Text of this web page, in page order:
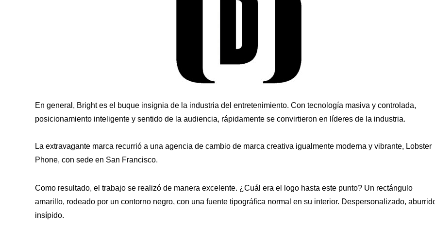
En general, Bright es el buque insignia de la industria del entretenimiento. Con tecnología masiva y controlada,
posicionamiento inteligente y sentido de la audiencia, rápidamente se convirtieron en líderes de la industria.
La extravagante marca recurrió a una agencia de cambio de marca creativa igualmente moderna y vibrante, Lobster
Phone, con sede en San Francisco.
Como resultado, el trabajo se realizó de manera excelente. ¿Cuál era el logo hasta este punto? Un rectángulo
amarillo, rodeado por un contorno negro, con una fuente tipográfica normal en su interior. Despersonalizado,
insípido.